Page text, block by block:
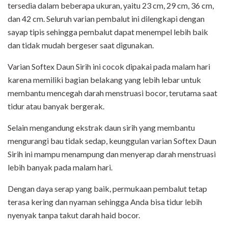
tersedia dalam beberapa ukuran, yaitu 23 cm, 29 cm, 36 cm,
dan 42 cm. Seluruh varian pembalut ini dilengkapi dengan
sayap tipis sehingga pembalut dapat menempel lebih baik
dan tidak mudah bergeser saat digunakan.
Varian Softex Daun Sirih ini cocok dipakai pada malam hari
karena memiliki bagian belakang yang lebih lebar untuk
membantu mencegah darah menstruasi bocor, terutama saat
tidur atau banyak bergerak.
Selain mengandung ekstrak daun sirih yang membantu
mengurangi bau tidak sedap, keunggulan varian Softex Daun
Sirih ini mampu menampung dan menyerap darah menstruasi
lebih banyak pada malam hari.
Dengan daya serap yang baik, permukaan pembalut tetap
terasa kering dan nyaman sehingga Anda bisa tidur lebih
nyenyak tanpa takut darah haid bocor.